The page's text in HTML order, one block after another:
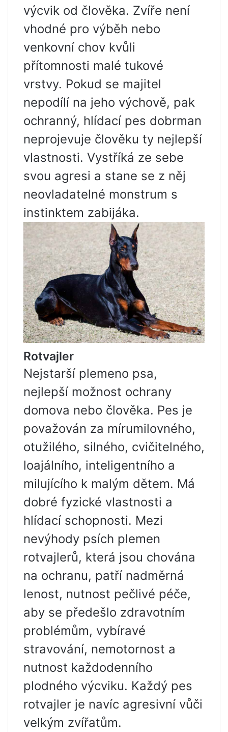
výcvik od člověka. Zvíře není
vhodné pro výběh nebo
venkovní chov kvůli
přítomnosti malé tukové
vrstvy. Pokud se majitel
nepodílí na jeho výchově, pak
ochranný, hlídací pes dobrman
neprojevuje člověku ty nejlepší
vlastnosti. Vystříká ze sebe
svou agresi a stane se z něj
neovladatelné monstrum s
instinktem zabijáka.
Rotvajler
Nejstarší plemeno psa,
nejlepší možnost ochrany
domova nebo člověka. Pes je
považován za mírumilovného, ​​
otužilého, silného, ​​cvičitelného,
​​loajálního, inteligentního a
milujícího k malým dětem. Má
dobré fyzické vlastnosti a
hlídací schopnosti. Mezi
nevýhody psích plemen
rotvajlerů, která jsou chována
na ochranu, patří nadměrná
lenost, nutnost pečlivé péče,
aby se předešlo zdravotním
problémům, vybíravé
stravování, nemotornost a
nutnost každodenního
plodného výcviku. Každý pes
rotvajler je navíc agresivní vůči
velkým zvířatům.